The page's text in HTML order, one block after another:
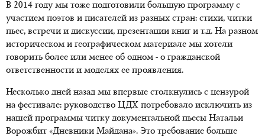
В 2014 году мы тоже подготовили большую программу с
участием поэтов и писателей из разных стран: стихи, читки
пьес, встречи и дискуссии, презентации книг и т.д. На разном
историческом и географическом материале мы хотели
говорить более или менее об одном - о гражданской
ответственности и моделях ее проявления.
Несколько дней назад мы впервые столкнулись с цензурой
на фестивале: руководство ЦДХ потребовало исключить из
нашей программы читку документальной пьесы Натальи
Ворожбит «Дневники Майдана». Это требование больше